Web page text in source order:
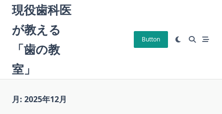
Skip
content
現役歯科医
が教える
「歯の教
室」
Button
月: 2025年12月